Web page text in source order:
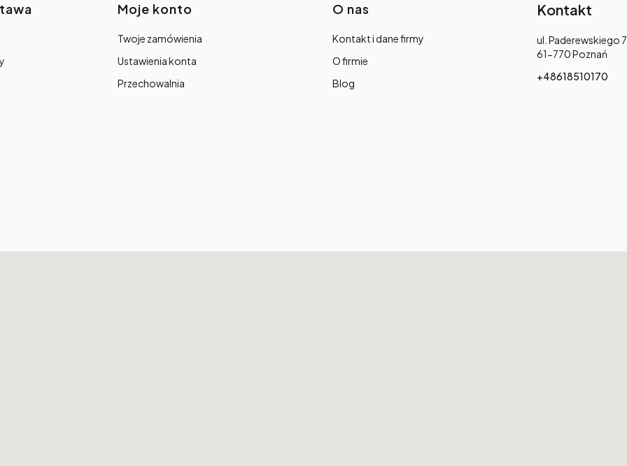
Moje konto
Twoje zamówienia
Ustawienia konta
Przechowalnia
O nas
Kontakt i dane firmy
O firmie
Blog
Kontakt
Adres:
ul. Paderewskiego 7
61-770 Poznań
+48618510170